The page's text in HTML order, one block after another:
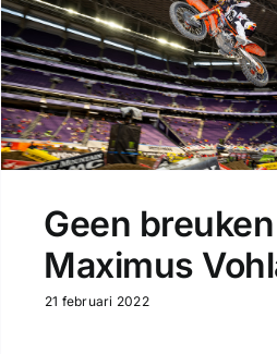
Geen
Maximus
21 februari 2022